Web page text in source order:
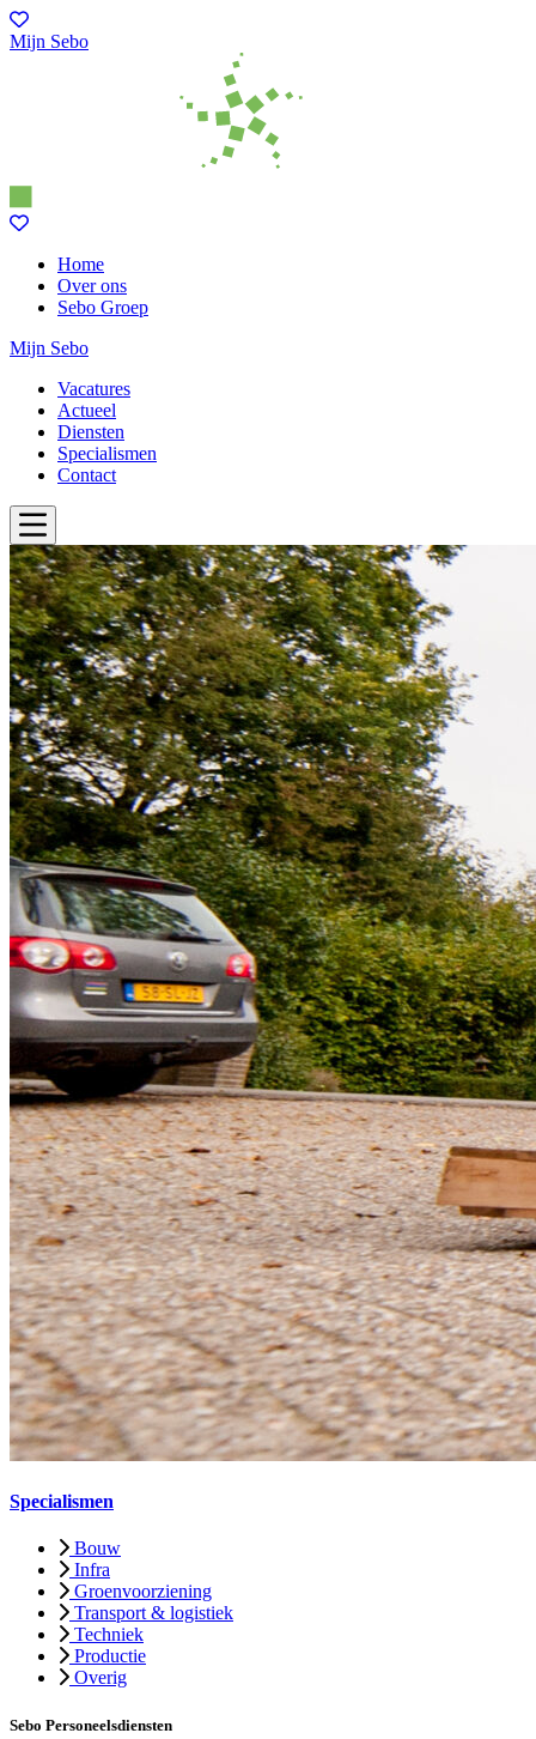
Mijn Sebo
Home
Over ons
Sebo Groep
Mijn Sebo
Vacatures
Actueel
Diensten
Specialismen
Contact
Specialismen
Bouw
Infra
Groenvoorziening
Transport & logistiek
Techniek
Productie
Overig
Sebo Personeelsdiensten